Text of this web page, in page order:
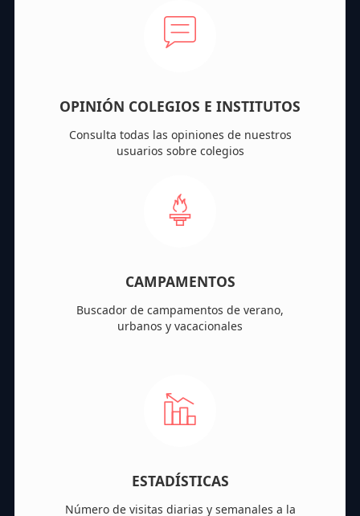
OPINIÓN COLEGIOS E INSTITUTOS
Consulta todas las opiniones de nuestros
usuarios sobre colegios
CAMPAMENTOS
Buscador de campamentos de verano,
urbanos y vacacionales
ESTADÍSTICAS
Número de visitas diarias y semanales a la